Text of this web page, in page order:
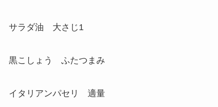
サラダ油 大さじ1
黒こしょう ふたつまみ
イタリアンパセリ 適量